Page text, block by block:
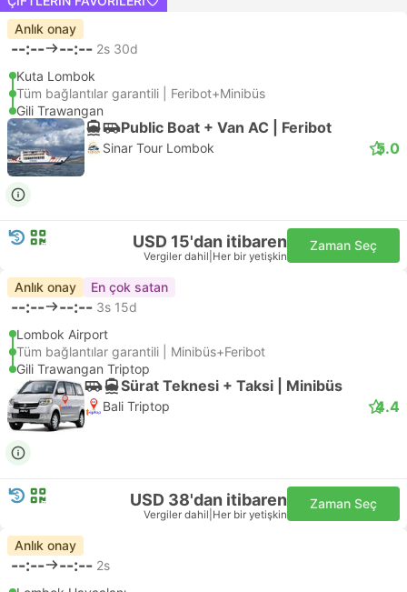
Anlık onay
--:-- --:-- 2s 30d
Kuta Lombok
Tüm bağlantılar garantili | Feribot+Minibüs
Gili Trawangan
Public Boat + Van AC | Feribot
Sinar Tour Lombok 5.0
USD 15'dan itibaren
Vergiler dahil Her bir yetişkin
Zaman Seç
Anlık onay En çok satan
--:-- --:-- 3s 15d
Lombok Airport
Tüm bağlantılar garantili | Minibüs+Feribot
Gili Trawangan Triptop
Sürat Teknesi + Taksi | Minibüs
Bali Triptop 4.4
USD 38'dan itibaren
Vergiler dahil Her bir yetişkin
Zaman Seç
Anlık onay
--:-- --:-- 2s